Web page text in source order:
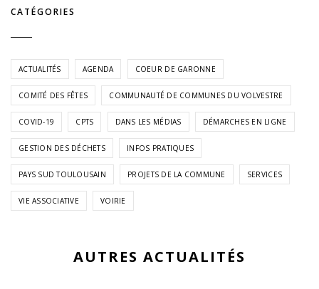
CATÉGORIES
ACTUALITÉS AGENDA COEUR DE GARONNE
COMITÉ DES FÊTES COMMUNAUTÉ DE COMMUNES DU VOLVESTRE
COVID-19 CPTS DANS LES MÉDIAS DÉMARCHES EN LIGNE
GESTION DES DÉCHETS INFOS PRATIQUES
PAYS SUD TOULOUSAIN PROJETS DE LA COMMUNE SERVICES
VIE ASSOCIATIVE VOIRIE
AUTRES ACTUALITÉS